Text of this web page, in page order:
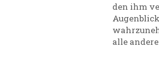
den ihm
alle